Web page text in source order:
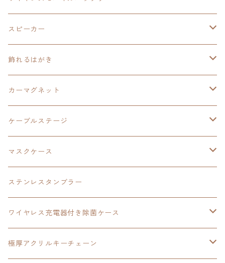
オーロラアクリルスタンド
ダブルアクリルキーチェーン
3in1充電ケーブル
カードサイズスピーカー
黎の軌跡Ⅱ
イースⅩ
東亰ザナドゥeX+
極厚アクリルキーチェーン
オーロラアクリルスタンド
イースvs空の軌跡
軌跡シリーズ20周年
界の軌跡
アクリルマグネット
ヘッドホンスタンド
空の軌跡1st
イース
イースⅨ
黎の軌跡
黎の軌跡Ⅱ
空の軌跡1st
界の軌跡
手塚治虫
ウルトラマン
タツノコプロ
ドラえもん
碧の軌跡：改
創の軌跡
黎の軌跡
黎の軌跡Ⅱ
界の軌跡
零の軌跡：改
碧の軌跡：改
創の軌跡
イースⅨ
閃の軌跡
閃の軌跡Ⅳ
零の軌跡：改
碧の軌跡：改
創の軌跡
40周年記念
スピーカー
置くだけスピーカー
碧の軌跡：改
創の軌跡
バイブレーションスピーカー
軌跡シリーズ15周年
創の軌跡
飾れるはがき
閃の軌跡Ⅳ
イースⅨ
創の軌跡
カーマグネット
軌跡シリーズ
ケーブルステージ
閃の軌跡Ⅲ
創の軌跡
マスクケース
創の軌跡
ステンレスタンブラー
ワイヤレス充電器付き除菌ケース
創の軌跡
極厚アクリルキーチェーン